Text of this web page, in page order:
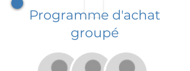
Programme d'achat
groupé